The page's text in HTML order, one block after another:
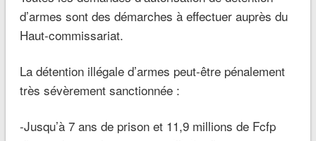
d’armes sont des démarches à effectuer auprès du
Haut-commissariat.
La détention illégale d’armes peut-être pénalement
très sévèrement sanctionnée :
-Jusqu’à 7 ans de prison et 11,9 millions de Fcfp